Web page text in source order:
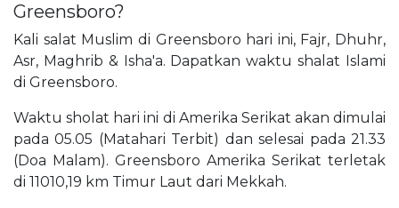
Greensboro?
Kali salat Muslim di Greensboro hari ini, Fajr, Dhuhr,
Asr, Maghrib & Isha'a. Dapatkan waktu shalat Islami
di Greensboro.
Waktu sholat hari ini di Amerika Serikat akan dimulai
pada 05.05 (Matahari Terbit) dan selesai pada 21.33
(Doa Malam). Greensboro Amerika Serikat terletak
di 11010,19 km Timur Laut dari Mekkah.